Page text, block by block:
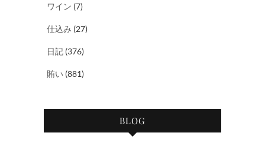
ワイン (7)
仕込み (27)
日記 (376)
賄い (881)
BLOG